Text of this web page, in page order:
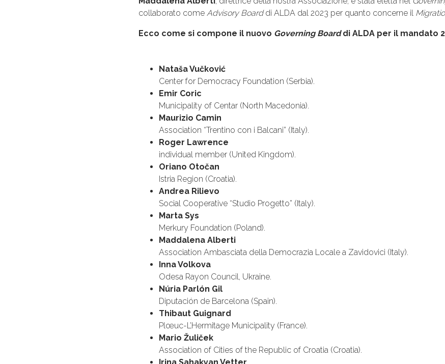
collaborato come Advisory Boarddi ALDA dal 2023 per quanto concerne il
Ecco come si compone il nuovo Governing Boarddi ALDA per il mandato
Nataša Vučković
Center for Democracy Foundation (Serbia).
Emir Coric
Municipality of Centar (North Macedonia).
Maurizio Camin
Association “Trentino con i Balcani” (Italy).
Roger Lawrence
individual member (United Kingdom).
Oriano Otočan
Istria Region (Croatia).
Andrea Rilievo
Social Cooperative “Studio Progetto” (Italy).
Marta Sys
Merkury Foundation (Poland).
Maddalena Alberti
Association Ambasciata della Democrazia Locale a Zavidovici (Italy).
Inna Volkova
Odesa Rayon Council, Ukraine.
Núria Parlón Gil
Diputación de Barcelona (Spain).
Thibaut Guignard
Plœuc-L’Hermitage Municipality (France).
Mario Žuliček
Association of Cities of the Republic of Croatia (Croatia).